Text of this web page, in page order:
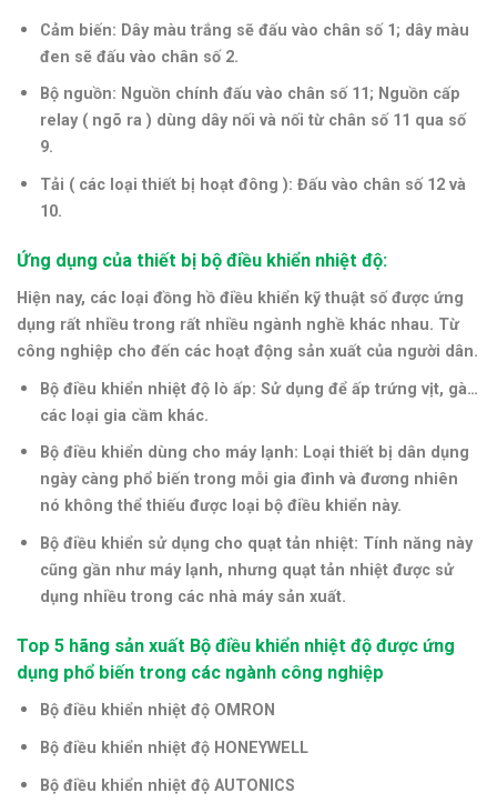
Cảm biến: Dây màu trắng sẽ đấu vào chân số 1; dây màu
đen sẽ đấu vào chân số 2.
Bộ nguồn: Nguồn chính đấu vào chân số 11; Nguồn cấp
relay ( ngõ ra ) dùng dây nối và nối từ chân số 11 qua số
9.
Tải ( các loại thiết bị hoạt đông ): Đấu vào chân số 12 và
10.
Ứng dụng của thiết bị bộ điều khiển nhiệt độ:
Hiện nay, các loại đồng hồ điều khiển kỹ thuật số được ứng
dụng rất nhiều trong rất nhiều ngành nghề khác nhau. Từ
công nghiệp cho đến các hoạt động sản xuất của người dân.
Bộ điều khiển nhiệt độ lò ấp: Sử dụng để ấp trứng vịt, gà…
các loại gia cầm khác.
Bộ điều khiển dùng cho máy lạnh: Loại thiết bị dân dụng
ngày càng phổ biến trong mỗi gia đình và đương nhiên
nó không thể thiếu được loại bộ điều khiển này.
Bộ điều khiển sử dụng cho quạt tản nhiệt: Tính năng này
cũng gần như máy lạnh, nhưng quạt tản nhiệt được sử
dụng nhiều trong các nhà máy sản xuất.
Top 5 hãng sản xuất Bộ điều khiển nhiệt độ được ứng
dụng phổ biến trong các ngành công nghiệp
Bộ điều khiển nhiệt độ OMRON
Bộ điều khiển nhiệt độ HONEYWELL
Bộ điều khiển nhiệt độ AUTONICS